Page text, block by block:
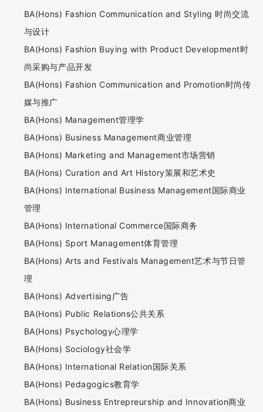
BA(Hons) Fashion Communication and Styling 时尚交流
与设计
BA(Hons) Fashion Buying with Product Development时
尚采购与产品开发
BA(Hons) Fashion Communication and Promotion时尚传
媒与推广
BA(Hons) Management管理学
BA(Hons) Business Management商业管理
BA(Hons) Marketing and Management市场营销
BA(Hons) Curation and Art History策展和艺术史
BA(Hons) International Business Management国际商业
管理
BA(Hons) International Commerce国际商务
BA(Hons) Sport Management体育管理
BA(Hons) Arts and Festivals Management艺术与节日管
理
BA(Hons) Advertising广告
BA(Hons) Public Relations公共关系
BA(Hons) Psychology心理学
BA(Hons) Sociology社会学
BA(Hons) International Relation国际关系
BA(Hons) Pedagogics教育学
BA(Hons) Business Entrepreurship and Innovation商业